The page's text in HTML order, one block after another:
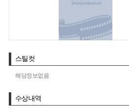
스틸컷
해당정보없음
수상내역